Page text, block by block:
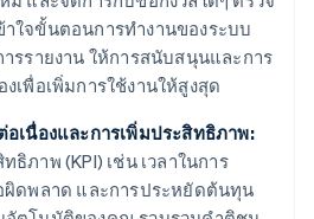
ใจขั้นตอนการทํางานของระบบ
รรายงาน ให้การสนับสนุนและการ
เพื่อเพิ่มการใช้งานให้สูงสุด
อเนื่องและการเพิ่มประสิทธิภาพ:
ภาพ (KPI) เช่น เวลาในการ
ผิดพลาด และการประหยัดต้นทุน